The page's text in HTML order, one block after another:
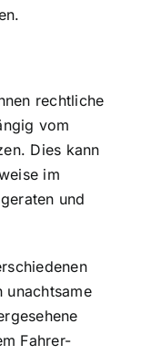
rechtliche
vom
Dies kann
im
und
unachtsame
Fahrer-